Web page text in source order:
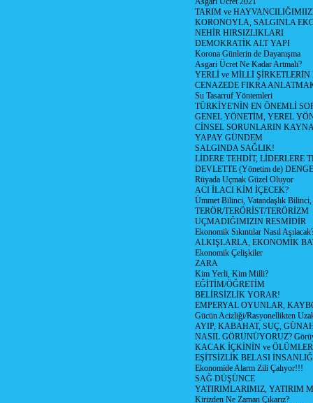
TARIM ve
KORONOYLA, SALGINLA
NEHİR HIRSIZLIKLARI
DEMOKRATİK ALT YAPI
Korona Günlerin de Dayanışma
Asgari Ücret Ne Kadar Artmalı?
YERLİ ve MİLLİ
CENAZEDE FIKRA
Su Tasarruf Yöntemleri
TÜRKİYE'NİN EN ÖNEMLİ
GENEL YÖNETİM, YEREL
CİNSEL SORUNLARIN
YAPAY GÜNDEM
SALGINDA SAĞLIK!
LİDERE TEHDİT, LİDERLERE
DEVLETTE (Yönetim de)
Rüyada Uçmak Güzel Oluyor
ACI İLACI KİM İÇECEK?
Ümmet Bilinci, Vatandaşlık
TERÖR/TERÖRİST/TERÖRİZM
UÇMADIĞIMIZIN RESMİDİR
Ekonomik Sıkıntılar Nasıl
ALKIŞLARLA, EKONOMİK
Ekonomik Çelişkiler
ZARA
Kim Yerli, Kim Milli?
EĞİTİM/ÖĞRETİM
BELİRSİZLİK YORAR!
EMPERYAL OYUNLAR,
Gücün Acizliği/Rasyonellikten
AYIP, KABAHAT, SUÇ,
NASIL GÖRÜNÜYORUZ?
KACAK İÇKİNİN ve
EŞİTSİZLİK BELASI
Ekonomide Alarm Zili Çalıyor!!!
SAĞ DÜŞÜNCE
YATIRIMLARIMIZ, YATIRIM
Kirizden Ne Zaman Çıkarız?